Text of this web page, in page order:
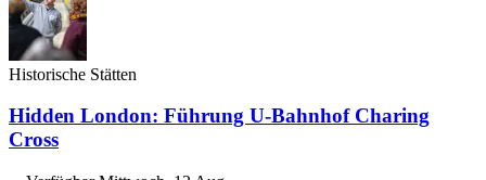
Historische Stätten
Hidden London: Führung U-Bahnhof Charing
Cross